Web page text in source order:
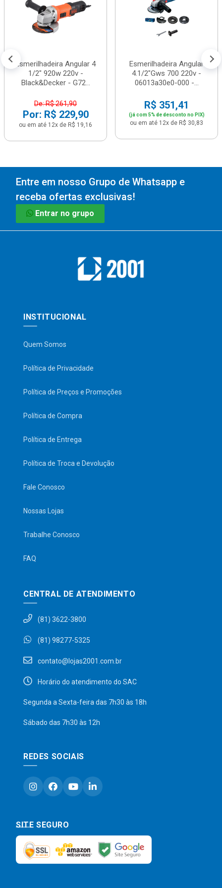
Esmerilhadeira Angular 4
1/2" 920w 220v -
Black&Decker - G72...
De: R$ 261,90
Por: R$ 229,90
ou em até 12x de R$ 19,16
Esmerilhadeira Angular
4.1/2"Gws 700 220v -
06013a30e0-000 -...
R$ 351,41
(já com 5% de desconto no PIX)
ou em até 12x de R$ 30,83
Entre em nosso Grupo de Whatsapp e
receba ofertas exclusivas!
Entrar no grupo
INSTITUCIONAL
Quem Somos
Política de Privacidade
Política de Preços e Promoções
Política de Compra
Política de Entrega
Política de Troca e Devolução
Fale Conosco
Nossas Lojas
Trabalhe Conosco
FAQ
CENTRAL DE ATENDIMENTO
(81) 3622-3800
(81) 98277-5325
contato@lojas2001.com.br
Horário do atendimento do SAC
Segunda a Sexta-feira das 7h30 às 18h
Sábado das 7h30 às 12h
REDES SOCIAIS
SITE SEGURO